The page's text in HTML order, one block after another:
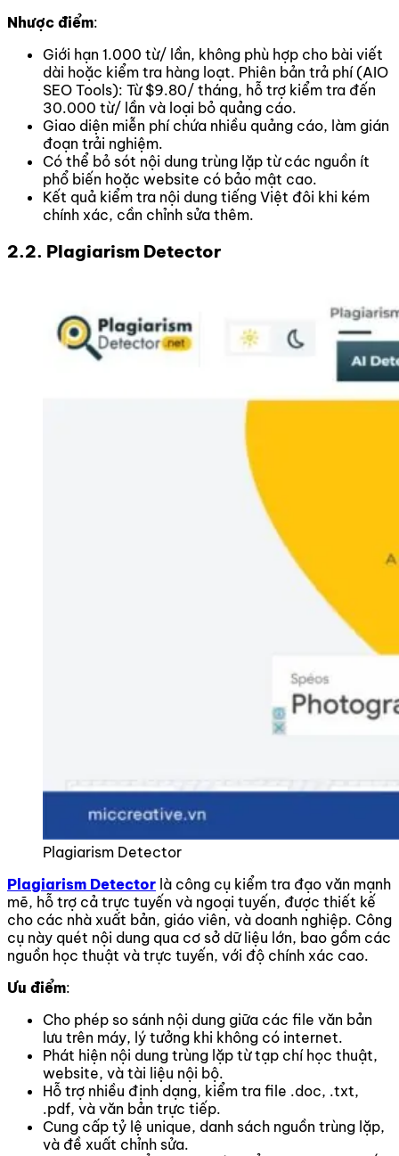
Nhược điểm:
Giới hạn 1.000 từ/ lần, không phù hợp cho bài viết
dài hoặc kiểm tra hàng loạt. Phiên bản trả phí (AIO
SEO Tools): Từ $9.80/ tháng, hỗ trợ kiểm tra đến
30.000 từ/ lần và loại bỏ quảng cáo.
Giao diện miễn phí chứa nhiều quảng cáo, làm gián
đoạn trải nghiệm.
Có thể bỏ sót nội dung trùng lặp từ các nguồn ít
phổ biến hoặc website có bảo mật cao.
Kết quả kiểm tra nội dung tiếng Việt đôi khi kém
chính xác, cần chỉnh sửa thêm.
2.2. Plagiarism Detector
Plagiarism Detector
Plagiarism Detector là công cụ kiểm tra đạo văn mạnh
mẽ, hỗ trợ cả trực tuyến và ngoại tuyến, được thiết kế
cho các nhà xuất bản, giáo viên, và doanh nghiệp. Công
cụ này quét nội dung qua cơ sở dữ liệu lớn, bao gồm các
nguồn học thuật và trực tuyến, với độ chính xác cao.
Ưu điểm:
Cho phép so sánh nội dung giữa các file văn bản
lưu trên máy, lý tưởng khi không có internet.
Phát hiện nội dung trùng lặp từ tạp chí học thuật,
website, và tài liệu nội bộ.
Hỗ trợ nhiều định dạng, kiểm tra file .doc, .txt,
.pdf, và văn bản trực tiếp.
Cung cấp tỷ lệ unique, danh sách nguồn trùng lặp,
và đề xuất chỉnh sửa.